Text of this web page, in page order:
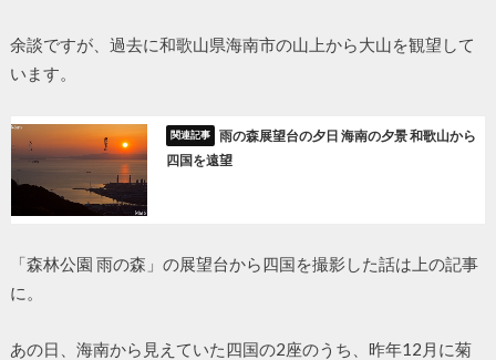
余談ですが、過去に和歌山県海南市の山上から大山を観望して
います。
雨の森展望台の夕日 海南の夕景 和歌山から
四国を遠望
「森林公園 雨の森」の展望台から四国を撮影した話は上の記事
に。
あの日、海南から見えていた四国の2座のうち、昨年12月に菊